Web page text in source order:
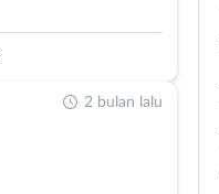
2 bulan lalu